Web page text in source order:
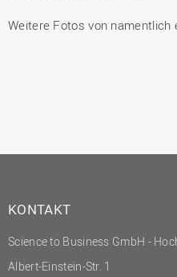
Weitere Fotos von namentlich
KONTAKT
Science to Business GmbH -
Albert-Einstein-Str. 1